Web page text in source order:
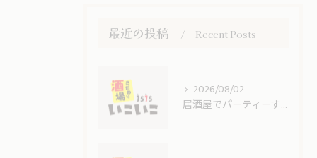
最近の投稿 Recent Posts
2026/08/02
居酒屋でパーティーするなら奈良県北葛城郡王寺町磯城郡田原本町の活用術を徹底解説